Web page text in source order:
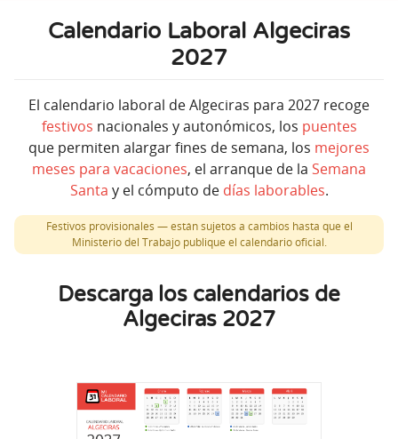
Calendario Laboral Algeciras
2027
El calendario laboral de Algeciras para 2027 recoge
festivos nacionales y autonómicos, los puentes
que permiten alargar fines de semana, los mejores
meses para vacaciones, el arranque de la Semana
Santa y el cómputo de días laborables.
Festivos provisionales — están sujetos a cambios hasta que el
Ministerio del Trabajo publique el calendario oficial.
Descarga los calendarios de
Algeciras 2027